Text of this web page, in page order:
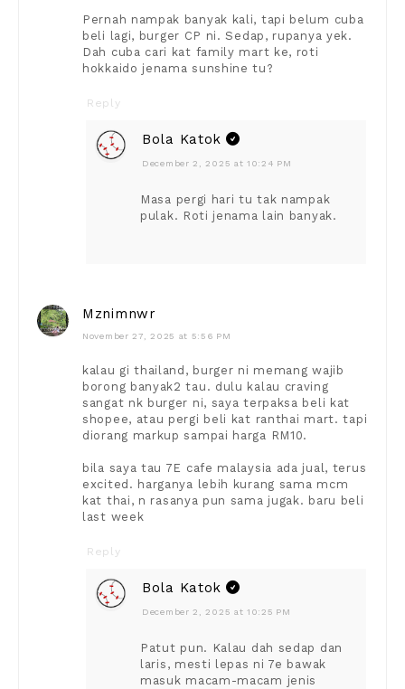
Pernah nampak banyak kali, tapi belum cuba
beli lagi, burger CP ni. Sedap, rupanya yek.
Dah cuba cari kat family mart ke, roti
hokkaido jenama sunshine tu?
Reply
Bola Katok
December 2, 2025 at 10:24 PM
Masa pergi hari tu tak nampak
pulak. Roti jenama lain banyak.
Mznimnwr
November 27, 2025 at 5:56 PM
kalau gi thailand, burger ni memang wajib
borong banyak2 tau. dulu kalau craving
sangat nk burger ni, saya terpaksa beli kat
shopee, atau pergi beli kat ranthai mart. tapi
diorang markup sampai harga RM10.
bila saya tau 7E cafe malaysia ada jual, terus
excited. harganya lebih kurang sama mcm
kat thai, n rasanya pun sama jugak. baru beli
last week
Reply
Bola Katok
December 2, 2025 at 10:25 PM
Patut pun. Kalau dah sedap dan
laris, mesti lepas ni 7e bawak
masuk macam-macam jenis